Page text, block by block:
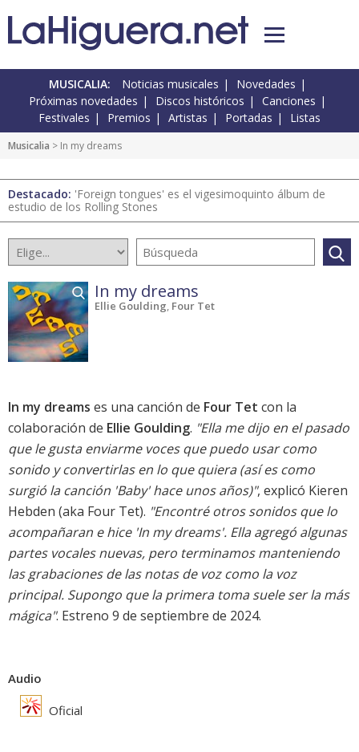
MUSICALIA: Noticias musicales
Novedades
Próximas novedades
Discos históricos
Canciones
Festivales
Premios Artistas Portadas Listas
Musicalia > In my dreams
Destacado: 'Foreign tongues' es el vigesimoquinto álbum de
estudio de los Rolling Stones
In my dreams
Ellie Goulding, Four Tet
In my dreams es una canción de Four Tet con la
colaboración de Ellie Goulding. "Ella me dijo en el pasado
que le gusta enviarme voces que puedo usar como
sonido y convertirlas en lo que quiera (así es como
surgió la canción 'Baby' hace unos años)", explicó Kieren
Hebden (aka Four Tet). "Encontré otros sonidos que lo
acompañaran e hice 'In my dreams'. Ella agregó algunas
partes vocales nuevas, pero terminamos manteniendo
las grabaciones de las notas de voz como la voz
principal. Supongo que la primera toma suele ser la más
mágica". Estreno 9 de septiembre de 2024.
Audio
Oficial